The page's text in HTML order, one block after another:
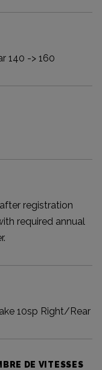
140 -> 160
registration
required annual
10sp Right/Rear
DE VITESSES